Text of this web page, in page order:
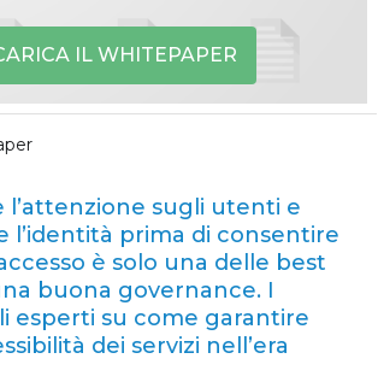
IL WHITEPAPER
l’attenzione sugli utenti e
l’identità prima di consentire
è solo una delle best
buona governance. I
esperti su come garantire
dei servizi nell’era